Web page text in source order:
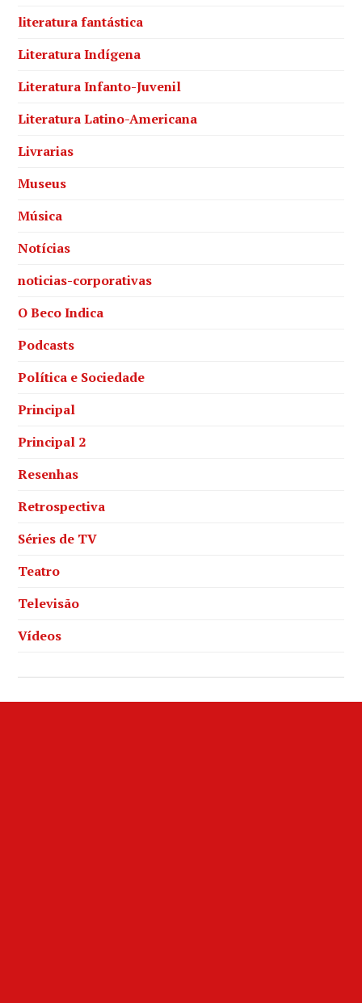
literatura fantástica
Literatura Indígena
Literatura Infanto-Juvenil
Literatura Latino-Americana
Livrarias
Museus
Música
Notícias
noticias-corporativas
O Beco Indica
Podcasts
Política e Sociedade
Principal
Principal 2
Resenhas
Retrospectiva
Séries de TV
Teatro
Televisão
Vídeos